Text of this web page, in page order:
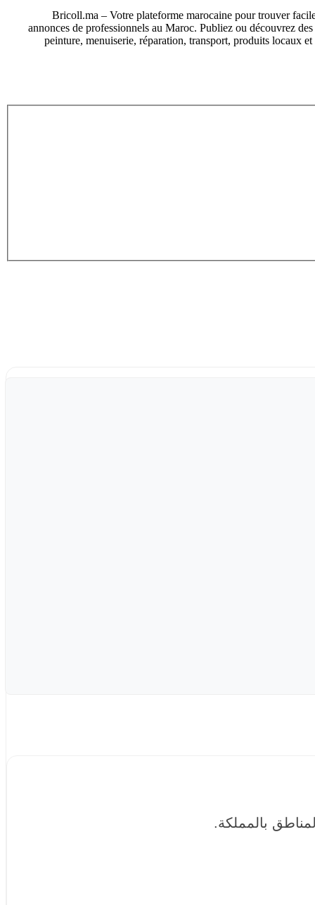
Bricoll.ma – Votre plateforme marocaine pour trouver
annonces de professionnels au Maroc. Publiez ou découvrez
peinture, menuiserie, réparation, transport, produits locaux
بالمملكة.